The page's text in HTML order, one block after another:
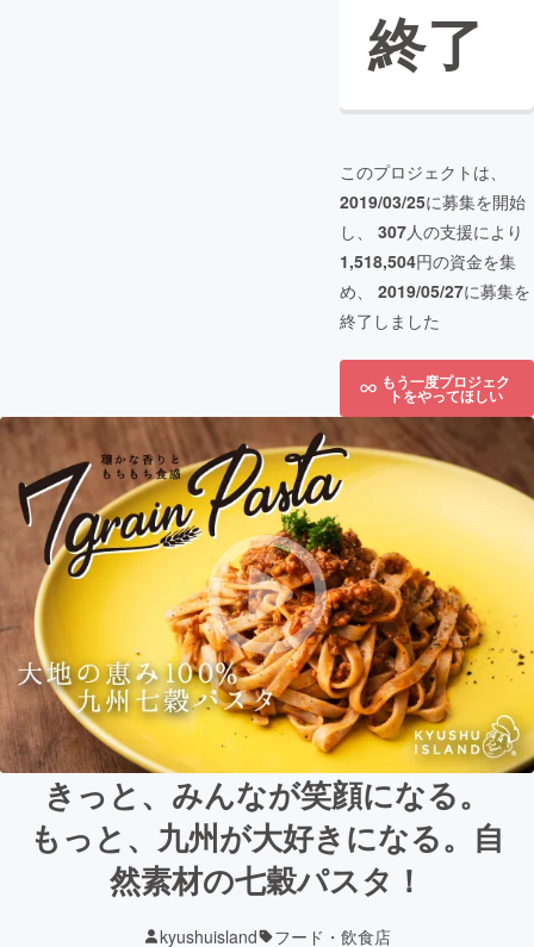
終了
このプロジェクトは、
2019/03/25に募集を開始
し、 307人の支援により
1,518,504円の資金を集
め、 2019/05/27に募集を
終了しました
もう一度プロジェク
トをやってほしい
きっと、みんなが笑顔になる。
もっと、九州が大好きになる。自
然素材の七穀パスタ！
kyushuisland フード・飲食店